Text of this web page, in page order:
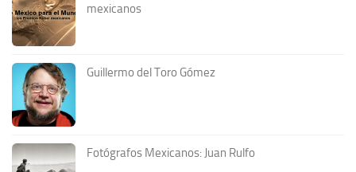
mexicanos
Guillermo del Toro Gómez
Fotógrafos Mexicanos: Juan Rulfo